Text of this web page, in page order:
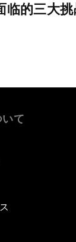
临的三大
て